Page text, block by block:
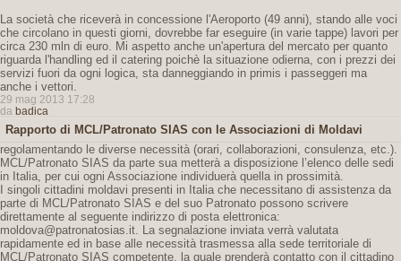
La società che riceverà in concessione l'Aeroporto (49 anni), stando alle voci
che circolano in questi giorni, dovrebbe far eseguire (in varie tappe) lavori per
circa 230 mln di euro. Mi aspetto anche un'apertura del mercato per quanto
riguarda l'handling ed il catering poichè la situazione odierna, con i prezzi dei
servizi fuori da ogni logica, sta danneggiando in primis i passeggeri ma
anche i vettori.
29 mag 2013 17:28
da badica
Rapporto di MCL/Patronato SIAS con le Associazioni di Moldavi
regolamentando le diverse necessità (orari, collaborazioni, consulenza, etc.).
MCL/Patronato SIAS da parte sua metterà a disposizione l’elenco delle sedi
in Italia, per cui ogni Associazione individuerà quella in prossimità.
I singoli cittadini moldavi presenti in Italia che necessitano di assistenza da
parte di MCL/Patronato SIAS e del suo Patronato possono scrivere
direttamente al seguente indirizzo di posta elettronica:
moldova@patronatosias.it. La segnalazione inviata verrà valutata
rapidamente ed in base alle necessità trasmessa alla sede territoriale di
MCL/Patronato SIAS competente, la quale prenderà contatto con il cittadino